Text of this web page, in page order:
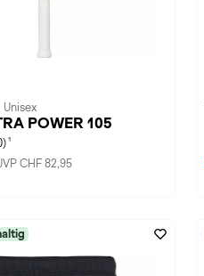
Unisex
POWER 105
1
CHF 82,95